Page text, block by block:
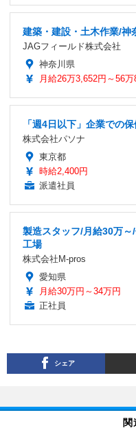
建築・建設・土木作業/神
JAGフィールド株式会社
神奈川県
月給26万3,652円～56万
「週4日以下」企業での
株式会社パソナ
東京都
時給2,400円
派遣社員
製造スタッフ/月給30万
工場
株式会社M-pros
愛知県
月給30万円～34万円
正社員
シェア
関